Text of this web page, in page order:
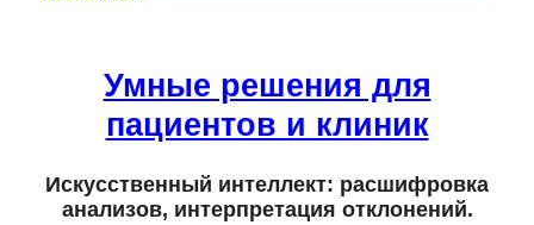
Умные решения для
пациентов и клиник
Искусственный интеллект: расшифровка
анализов, интерпретация отклонений.